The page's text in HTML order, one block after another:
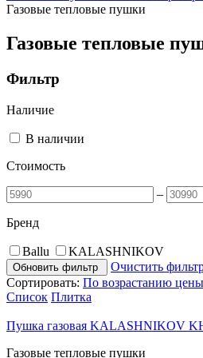
Газовые тепловые пушки
Газовые тепловые
Фильтр
Наличие
В наличии
Стоимость
–
Бренд
Ballu KALASHNIKOV
Обновить фильтр
Очистить
Сортировать: По возрастанию цены
Список Плитка
Пушка газовая KALASHNIKOV
Газовые тепловые пушки